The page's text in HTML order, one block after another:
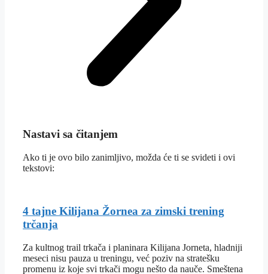
Nastavi sa čitanjem
Ako ti je ovo bilo zanimljivo, možda će ti se svideti i ovi
tekstovi:
4 tajne Kilijana Žornea za zimski trening
trčanja
Za kultnog trail trkača i planinara Kilijana Jorneta, hladniji
meseci nisu pauza u treningu, već poziv na stratešku
promenu iz koje svi trkači mogu nešto da nauče. Smeštena